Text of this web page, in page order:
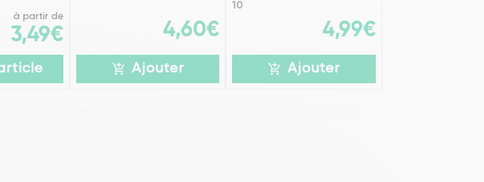
à partir de
3,49€ 4,60€
Ajouter
10
4,99€
Ajouter